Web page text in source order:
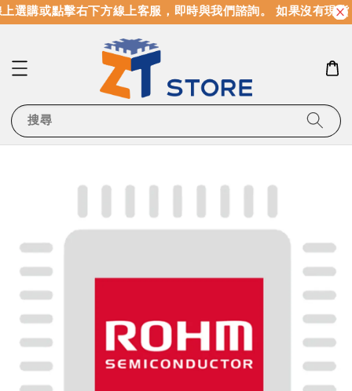
選購或點擊右下方線上客服，即時與我們諮詢。 如果沒有現貨
搜尋